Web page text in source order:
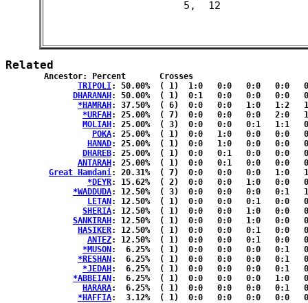
Related
TRIPOLI: 50.00%	( 1)  1:0   0:0   0:0   0:0   0:0  { 0:0 }
DHARANAH : 50.00%	( 1)  0:1   0:0   0:0   0:0   0:0  { 0:0 }
*HAMRAH : 37.50%	( 6)  0:0   0:0   1:0   1:2   1:1  { 0:0 }
*URFAH : 25.00%	( 7)  0:0   0:0   0:0   2:0   1:2  { 1:1 }
MOLIAH : 25.00%	( 3)  0:0   0:0   0:1   1:1   0:0  { 0:0 }
POKA: 25.00%	( 1)  0:0   1:0   0:0   0:0   0:0  { 0:0 }
HANAD: 25.00%	( 1)  0:0   1:0   0:0   0:0   0:0  { 0:0 }
DHAREB: 25.00%	( 1)  0:0   0:1   0:0   0:0   0:0  { 0:0 }
ANTARAH : 25.00%	( 1)  0:0   0:1   0:0   0:0   0:0  { 0:0 }
Great Hamdani: 20.31%	( 7)  0:0   0:0   0:0   1:0   1:2  { 1:2 }
*DEYR: 15.62%	( 2)  0:0   0:0   1:0   0:0   0:1  { 0:0 }
*WADDUDA: 12.50%	( 3)  0:0   0:0   0:0   0:1   1:1  { 0:0 }
LETAN : 12.50%	( 1)  0:0   0:0   0:1   0:0   0:0  { 0:0 }
SHERIA: 12.50%	( 1)  0:0   0:0   1:0   0:0   0:0  { 0:0 }
SANKIRAH : 12.50%	( 1)  0:0   0:0   1:0   0:0   0:0  { 0:0 }
HASIKER: 12.50%	( 1)  0:0   0:0   0:1   0:0   0:0  { 0:0 }
ANTEZ: 12.50%	( 1)  0:0   0:0   0:1   0:0   0:0  { 0:0 }
*MUSON :  6.25%	( 1)  0:0   0:0   0:0   0:1   0:0  { 0:0 }
*RESHAN :  6.25%	( 1)  0:0   0:0   0:0   0:1   0:0  { 0:0 }
*JEDAH :  6.25%	( 1)  0:0   0:0   0:0   0:1   0:0  { 0:0 }
*ABBEIAN :  6.25%	( 1)  0:0   0:0   0:0   1:0   0:0  { 0:0 }
HARARA:  6.25%	( 1)  0:0   0:0   0:0   0:1   0:0  { 0:0 }
*HAFFIA:  3.12%	( 1)  0:0   0:0   0:0   0:0   0:1  { 0:0 }